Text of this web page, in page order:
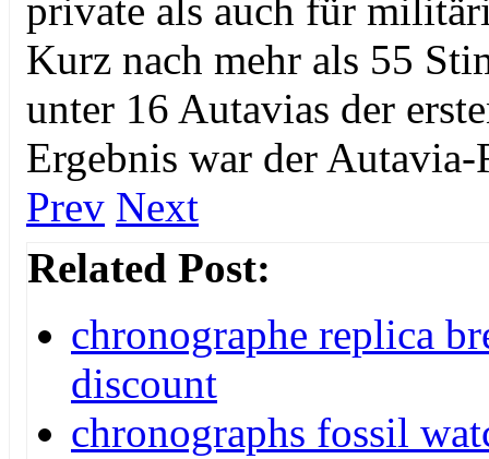
private als auch für
Kurz nach mehr als 55
unter 16 Autavias der
Ergebnis war der Autavia-
Prev Next
Related Post:
chronographe replica
discount
chronographs fossil